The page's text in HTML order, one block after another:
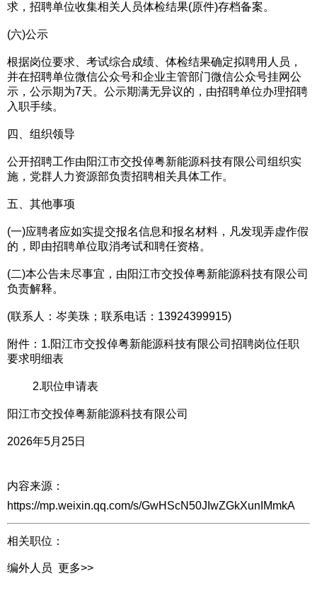
求，招聘单位收集相关人员体检结果(原件)存档备案。
(六)公示
根据岗位要求、考试综合成绩、体检结果确定拟聘用人员，
并在招聘单位微信公众号和企业主管部门微信公众号挂网公
示，公示期为7天。公示期满无异议的，由招聘单位办理招聘
入职手续。
四、组织领导
公开招聘工作由阳江市交投倬粤新能源科技有限公司组织实
施，党群人力资源部负责招聘相关具体工作。
五、其他事项
(一)应聘者应如实提交报名信息和报名材料，凡发现弄虚作假
的，即由招聘单位取消考试和聘任资格。
(二)本公告未尽事宜，由阳江市交投倬粤新能源科技有限公司
负责解释。
(联系人：岑美珠；联系电话：13924399915)
附件：1.阳江市交投倬粤新能源科技有限公司招聘岗位任职
要求明细表
2.职位申请表
阳江市交投倬粤新能源科技有限公司
2026年5月25日
内容来源：
https://mp.weixin.qq.com/s/GwHScN50JIwZGkXunIMmkA
相关职位：
编外人员 更多>>